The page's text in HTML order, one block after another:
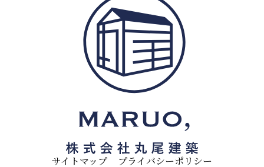
サイトマップ プライバシーポリシー